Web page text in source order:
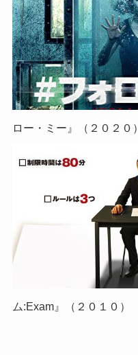
ロー・ミー』（２０２０）
ム:Exam』（２０１０）